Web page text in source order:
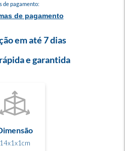
de pagamento:
de pagamento
em até 7 dias
e garantida
14x1x1cm